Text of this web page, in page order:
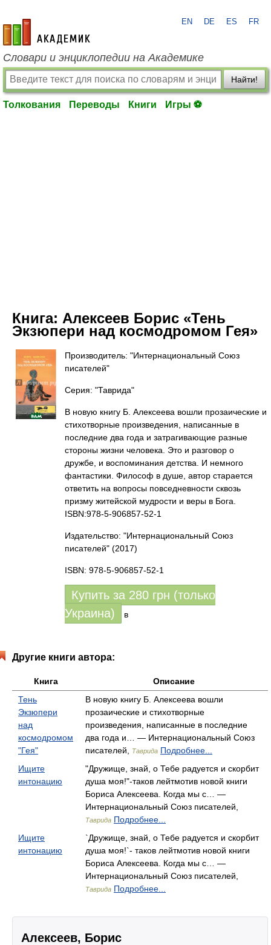
academic.ru
EN DE ES FR
Словари и энциклопедии на Академике
Найти!
Толкования Переводы Книги Игры ⚽
Книга: Алексеев Борис «Тень
Экзюпери над космодромом Гея»
Производитель: "Интернациональный Союз
писателей"
Серия: "Таврида"
В новую книгу Б. Алексеева вошли прозаические и
стихотворные произведения, написанные в
последние два года и затрагивающие разные
стороны жизни человека. Это и разговор о
дружбе, и воспоминания детства. И немного
фантастики. Философ в душе, автор старается
ответить на вопросы повседневности сквозь
призму житейской мудрости и веры в Бога.
ISBN:978-5-906857-52-1
Издательство: "Интернациональный Союз
писателей" (2017)
ISBN: 978-5-906857-52-1
Купить за 280 грн (только
Украина)
в
Другие книги автора:
Книга
Описание
Тень
Экзюпери
над
космодромом
"Гея"
В новую книгу Б. Алексеева вошли
прозаические и стихотворные
произведения, написанные в последние
два года и… — Интернациональный Союз
писателей,
Таврида Подробнее...
Ищите
интонацию
"Дружище, знай, о Тебе радуется и скорбит
душа моя!"-таков лейтмотив новой книги
Бориса Алексеева. Когда мы с… —
Интернациональный Союз писателей,
Таврида Подробнее...
Ищите
интонацию
`Дружище, знай, о Тебе радуется и скорбит
душа моя!`- таков лейтмотив новой книги
Бориса Алексеева. Когда мы с… —
Интернациональный Союз писателей,
Таврида Подробнее...
Алексеев, Борис